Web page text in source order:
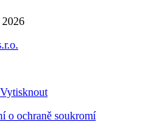
Vytisknout
o ochraně soukromí